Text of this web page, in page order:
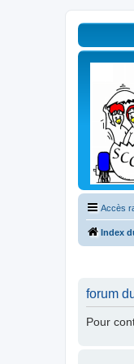
Accès
Index
forum
Pour